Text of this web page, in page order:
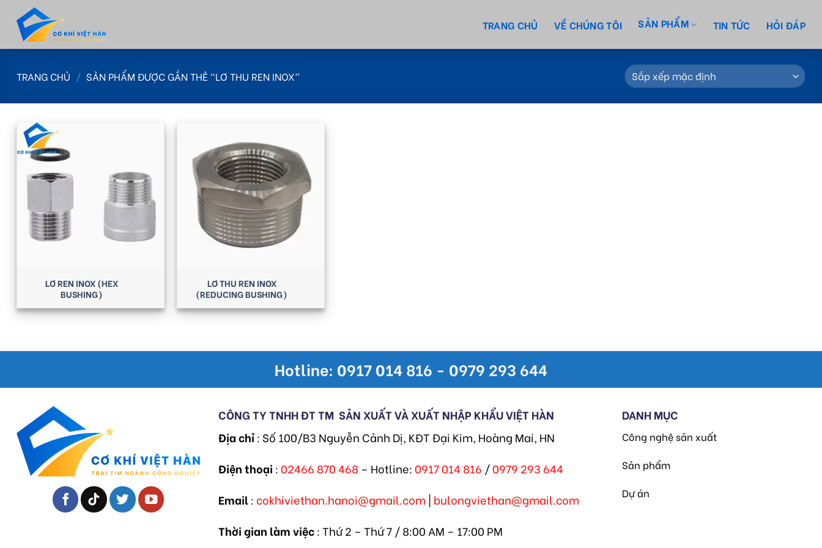
content
TRANG CHỦ VỀ CHÚNG TÔI SẢN PHẨM TIN TỨC HỎI ĐÁP
TRANG CHỦ / SẢN PHẨM ĐƯỢC GẮN THẺ “LƠ THU REN INOX”
LƠ REN INOX (HEX
BUSHING)
LƠ THU REN INOX
(REDUCING BUSHING)
Hotline: 0917 014 816 - 0979 293 644
CÔNG TY TNHH ĐT TM SẢN XUẤT VÀ XUẤT NHẬP KHẨU VIỆT HÀN
Địa chỉ: Số 100/B3 Nguyễn Cảnh Dị, KĐT Đại Kim, Hoàng Mai, HN
Điện thoại : 02466 870 468 – Hotline: 0917 014 816 /0979 293 644
Email: cokhiviethan.hanoi@gmail.com | bulongviethan@gmail.com
Thời gian làm việc: Thứ 2 – Thứ 7 / 8:00 AM – 17:00 PM
DANH MỤC
Công nghệ sản xuất
Sản phẩm
Dự án